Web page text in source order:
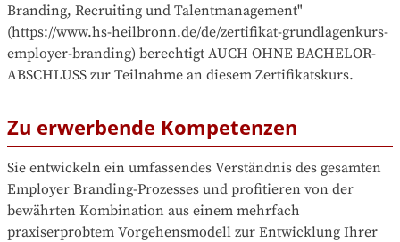
Branding, Recruiting und Talentmanagement"
(https://www.hs-heilbronn.de/de/zertifikat-grundlagenkurs-
employer-branding) berechtigt AUCH OHNE BACHELOR-
ABSCHLUSS zur Teilnahme an diesem Zertifikatskurs.
Zu erwerbende Kompetenzen
Sie entwickeln ein umfassendes Verständnis des gesamten
Employer Branding-Prozesses und profitieren von der
bewährten Kombination aus einem mehrfach
praxiserprobtem Vorgehensmodell zur Entwicklung Ihrer